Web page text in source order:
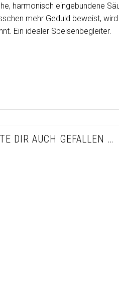
harmonisch eingebundene
mehr Geduld beweist,
Ein idealer Speisenbegleiter.
DIR AUCH GEFALLEN …